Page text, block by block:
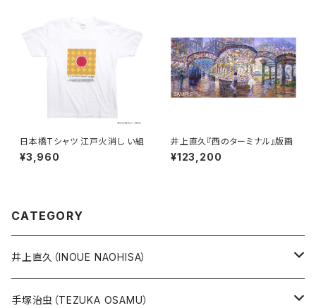
日本橋Tシャツ 江戸火消し い組
¥3,960
井上直久『西のターミナル』版画
¥123,200
CATEGORY
井上直久（INOUE NAOHISA）
人気作品TOP10
手塚治虫（TEZUKA OSAMU）